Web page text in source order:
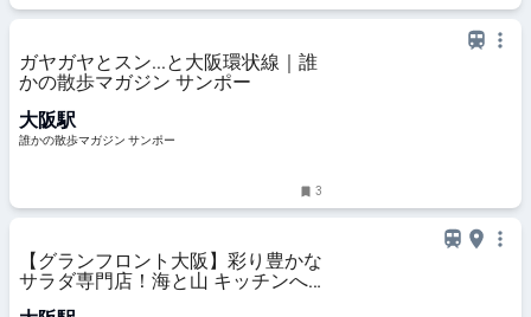
ガヤガヤとスン...と大阪環状線｜誰
かの散歩マガジン サンポー
大阪駅
誰かの散歩マガジン サンポー
3
【グランフロント大阪】彩り豊かな
サラダ専門店！海と山 キッチンへ